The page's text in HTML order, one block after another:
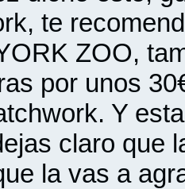
te
ZOO,
por unos
Y
claro que
la vas a